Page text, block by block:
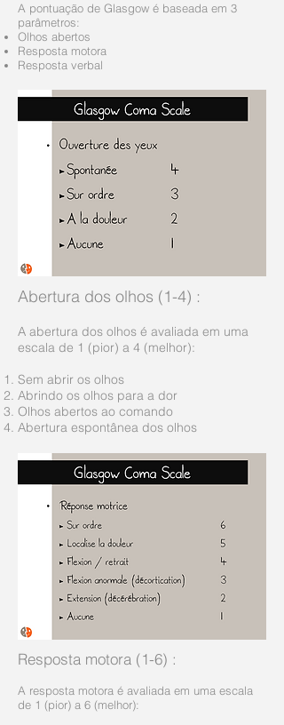
A pontuação de Glasgow é baseada em 3
parâmetros:
Olhos abertos
Resposta motora
Resposta verbal
Abertura dos olhos (1-4) :
A abertura dos olhos é avaliada em uma
escala de 1 (pior) a 4 (melhor):
Sem abrir os olhos
Abrindo os olhos para a dor
Olhos abertos ao comando
Abertura espontânea dos olhos
Resposta motora (1-6) :
A resposta motora é avaliada em uma escala
de 1 (pior) a 6 (melhor):